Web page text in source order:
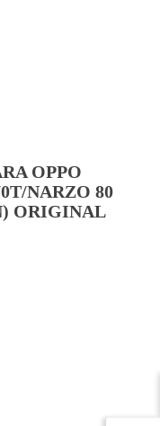
OPPO
NARZO 80
ORIGINAL